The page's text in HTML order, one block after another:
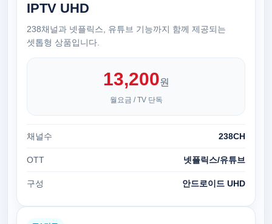
IPTV UHD
238채널과 넷플릭스, 유튜브 기능까지 함께 제공되는
셋톱형 상품입니다.
13,200원
월요금 / TV 단독
채널수 238CH
OTT 넷플릭스/유튜브
구성 안드로이드 UHD